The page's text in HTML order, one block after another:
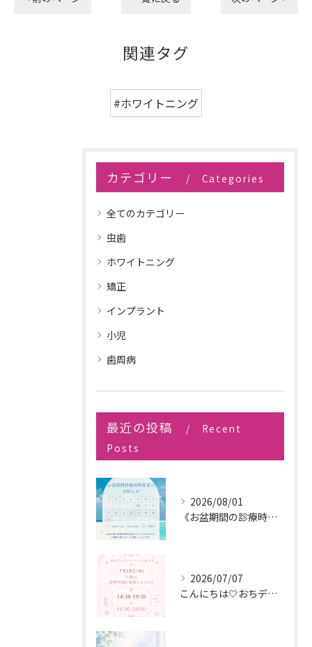
関連タグ
#ホワイトニング
カテゴリー Categories
全てのカテゴリー
虫歯
ホワイトニング
矯正
インプラント
小児
歯周病
最近の投稿
Recent
Posts
2026/08/01
《お盆期間の診療時間変更のお知らせ》
2026/07/07
こんにちは🤍おちデンタルクリニック長久手です🪥